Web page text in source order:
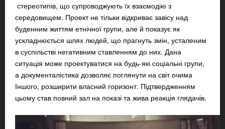
стереотипів, що супроводжують їх взаємодію з
середовищем. Проект не тільки відкриває завісу над
буденним життям етнічної групи, але й показує як
ускладнюється шлях людей, що прагнуть змін, усталеним
в суспільстві негативним ставленням до них. Дана
ситуація може проектуватися на будь-які соціальні групи,
а документалістика дозволяє поглянути на світ очима
Іншого, розширити власний горизонт. Підтвердженням
цьому став повний зал на показі та жива реакція глядачів.